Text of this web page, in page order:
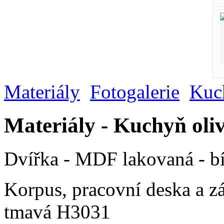
Materiály Fotogalerie
Materiály - Kuchyň
Dvířka - MDF lakovaná -
Korpus, pracovní deska a
tmavá H3031